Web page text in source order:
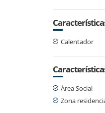
Calentador
Área Social
Zona